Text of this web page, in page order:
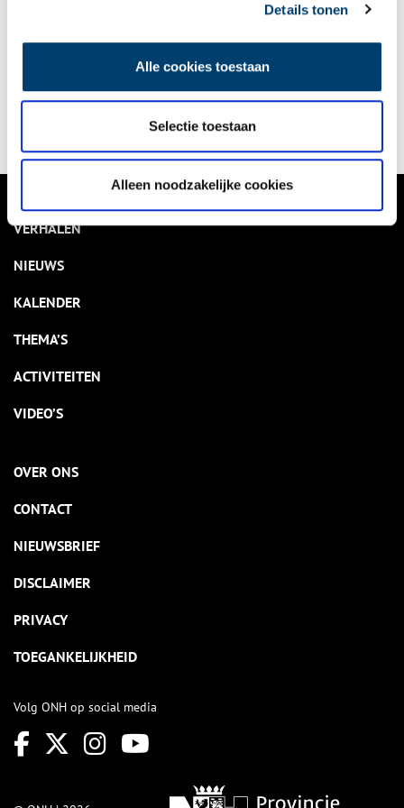
Details tonen
Alle cookies toestaan
Selectie toestaan
Alleen noodzakelijke cookies
Delen
VERHALEN
NIEUWS
KALENDER
THEMA’S
ACTIVITEITEN
VIDEO’S
OVER ONS
CONTACT
NIEUWSBRIEF
DISCLAIMER
PRIVACY
TOEGANKELIJKHEID
Volg ONH op social media